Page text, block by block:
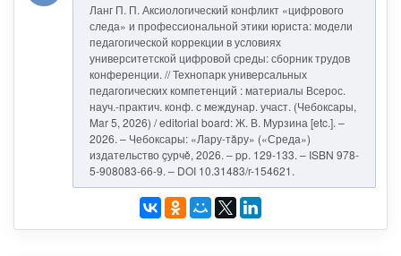
Ланг П. П. Аксиологический конфликт «цифрового
следа» и профессиональной этики юриста: модели
педагогической коррекции в условиях
университетской цифровой среды: сборник трудов
конференции. // Технопарк универсальных
педагогических компетенций : материалы Всерос.
науч.-практич. конф. с междунар. участ. (Чебоксары,
Mar 5, 2026) / editorial board: Ж. В. Мурзина [etc.]. –
2026. – Чебоксары: «Лару-тăру» («Среда»)
издательство çурчě, 2026. – pp. 129-133. – ISBN 978-
5-908083-66-9. – DOI 10.31483/r-154621.